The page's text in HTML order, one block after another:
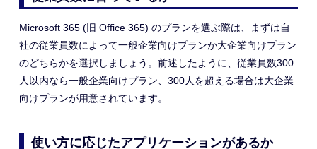
Microsoft 365 (旧 Office 365) のプランを選ぶ際は、まずは自
社の従業員数によって一般企業向けプランか大企業向けプラン
のどちらかを選択しましょう。前述したように、従業員数300
人以内なら一般企業向けプラン、300人を超える場合は大企業
向けプランが用意されています。
使い方に応じたアプリケーションがあるか